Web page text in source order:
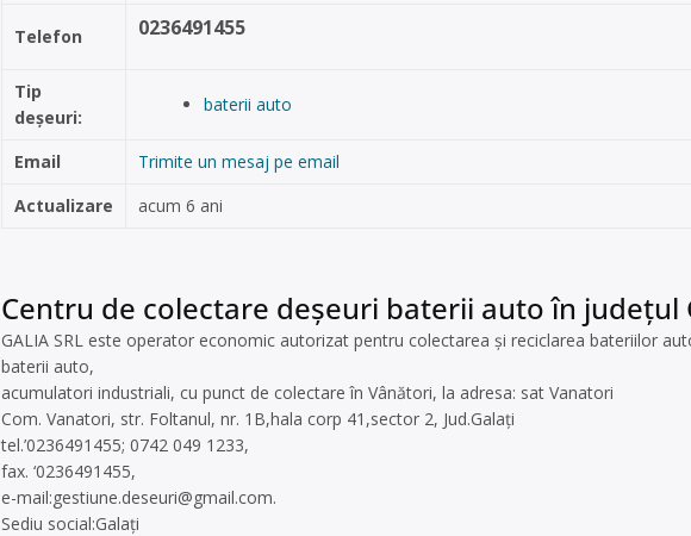
Telefon 0236491455
Tip
deșeuri:
baterii auto
Email
Trimite un mesaj pe email
Actualizare
acum 6 ani
Centru de colectare deșeuri baterii auto în județul
GALIA SRL este operator economic autorizat pentru colectarea și reciclarea bateriilor
baterii auto,
acumulatori industriali, cu punct de colectare în Vânători, la adresa: sat Vanatori
Com. Vanatori, str. Foltanul, nr. 1B,hala corp 41,sector 2, Jud.Galați
tel.’0236491455; 0742 049 1233,
fax. ‘0236491455,
e-mail:gestiune.deseuri@gmail.com.
Sediu social:Galați